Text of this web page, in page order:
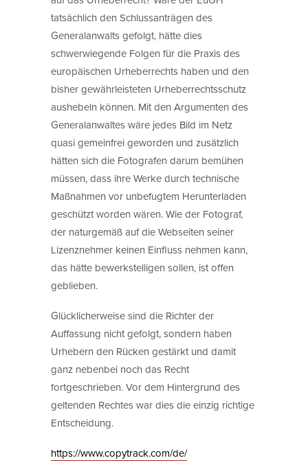
tatsächlich den Schlussanträgen des
Generalanwalts gefolgt, hätte dies
schwerwiegende Folgen für die Praxis des
europäischen Urheberrechts haben und den
bisher gewährleisteten Urheberrechtsschutz
aushebeln können. Mit den Argumenten des
Generalanwaltes wäre jedes Bild im Netz
quasi gemeinfrei geworden und zusätzlich
hätten sich die Fotografen darum bemühen
müssen, dass ihre Werke durch technische
Maßnahmen vor unbefugtem Herunterladen
geschützt worden wären. Wie der Fotograf,
der naturgemäß auf die Webseiten seiner
Lizenznehmer keinen Einfluss nehmen kann,
das hätte bewerkstelligen sollen, ist offen
geblieben.
Glücklicherweise sind die Richter der
Auffassung nicht gefolgt, sondern haben
Urhebern den Rücken gestärkt und damit
ganz nebenbei noch das Recht
fortgeschrieben. Vor dem Hintergrund des
geltenden Rechtes war dies die einzig richtige
Entscheidung.
https://www.copytrack.com/de/